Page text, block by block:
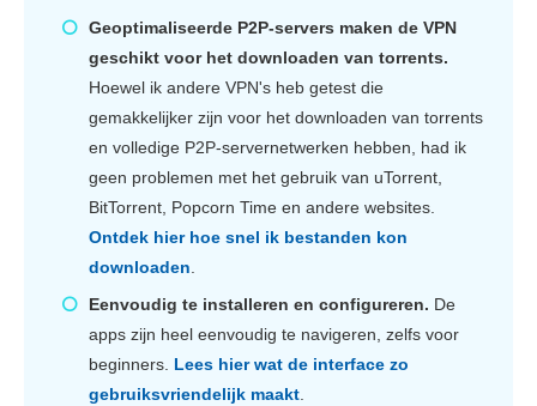
Geoptimaliseerde P2P-servers maken de VPN
geschikt voor het downloaden van torrents.
Hoewel ik andere VPN's heb getest die
gemakkelijker zijn voor het downloaden van torrents
en volledige P2P-servernetwerken hebben, had ik
geen problemen met het gebruik van uTorrent,
BitTorrent, Popcorn Time en andere websites.
Ontdek hier hoe snel ik bestanden kon
downloaden.
Eenvoudig te installeren en configureren. De
apps zijn heel eenvoudig te navigeren, zelfs voor
beginners. Lees hier wat de interface zo
gebruiksvriendelijk maakt.